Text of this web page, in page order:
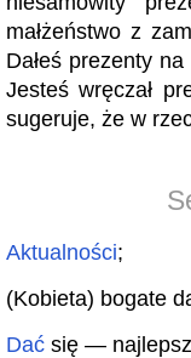
małżeństwo z
Dałeś prezenty
Jesteś wręczał
sugeruje, że w
Aktualności;
(Kobieta) bogate
Dać się —